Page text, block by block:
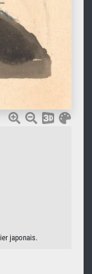
japonais.